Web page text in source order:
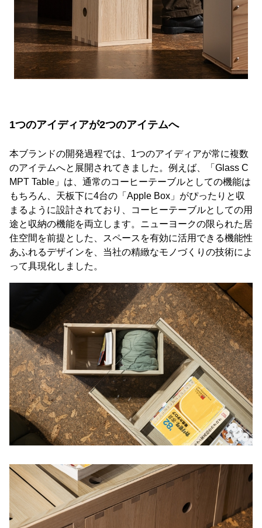
1つのアイディアが2つのアイテムへ
本ブランドの開発過程では、1つのアイディアが常に複数
のアイテムへと展開されてきました。例えば、「Glass C
MPT Table」は、通常のコーヒーテーブルとしての機能は
もちろん、天板下に4台の「Apple Box」がぴったりと収
まるように設計されており、コーヒーテーブルとしての用
途と収納の機能を両立します。ニューヨークの限られた居
住空間を前提とした、スペースを有効に活用できる機能性
あふれるデザインを、当社の精緻なモノづくりの技術によ
って具現化しました。